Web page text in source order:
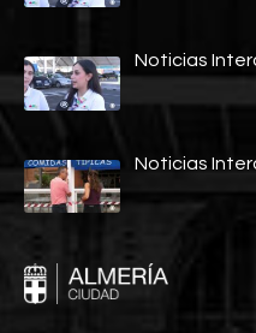
Noticias
Noticias